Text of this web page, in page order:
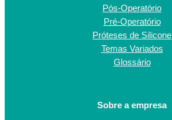
Pós-Operatório
Pré-Operatório
Próteses de Silicone
Temas Variados
Glossário
Sobre a empresa